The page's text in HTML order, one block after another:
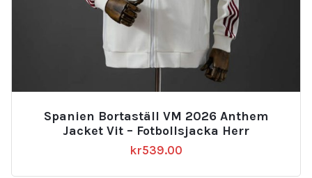
Spanien Bortaställ VM 2026 Anthem
Jacket Vit – Fotbollsjacka Herr
kr539.00